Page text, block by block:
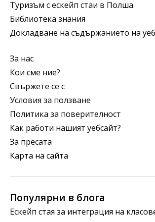
Туризъм с ескейп стаи в Полша
Библиотека знания
Докладване на съдържанието на
За нас
Кои сме ние?
Свържете се с
Условия за ползване
Политика за поверителност
Как работи нашият уебсайт?
За пресата
Карта на сайта
Популярни в блога
Ескейп стая за интеграция на